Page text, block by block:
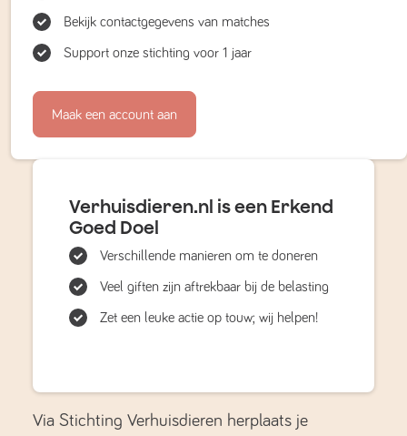
Bekijk contactgegevens van matches
Support onze stichting voor 1 jaar
Maak een account aan
Verhuisdieren.nl is een Erkend
Goed Doel
Verschillende manieren om te doneren
Veel giften zijn aftrekbaar bij de belasting
Zet een leuke actie op touw; wij helpen!
Via Stichting Verhuisdieren herplaats je